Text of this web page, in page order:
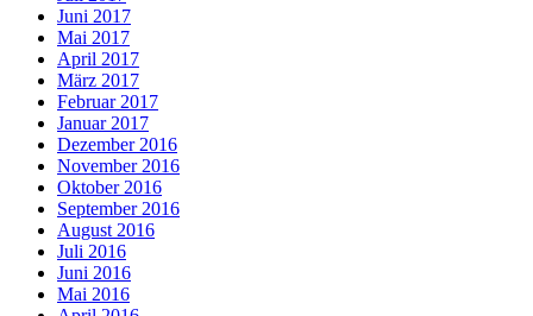
Juni 2017
Mai 2017
April 2017
März 2017
Februar 2017
Januar 2017
Dezember 2016
November 2016
Oktober 2016
September 2016
August 2016
Juli 2016
Juni 2016
Mai 2016